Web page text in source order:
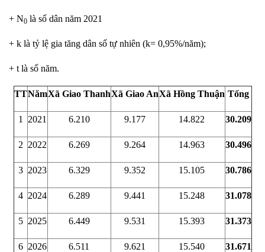
+ N0 là số dân năm 2021
+ k là tỷ lệ gia tăng dân số tự nhiên (k= 0,95%/năm);
+ t là số năm.
TTNămXã Giao ThanhXã Giao AnXã Hồng Thuận Tổng
1 2021 6.210 9.177 14.822 30.209
2 2022 6.269 9.264 14.963 30.496
3 2023 6.329 9.352 15.105 30.786
4 2024 6.289 9.441 15.248 31.078
5 2025 6.449 9.531 15.393 31.373
6 2026 6.511 9.621 15.540 31.671